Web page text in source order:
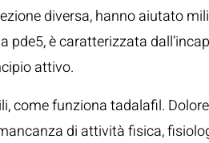
diversa, hanno aiutato
è caratterizzata
attivo.
come funziona tadalafil.
di attività fisica,